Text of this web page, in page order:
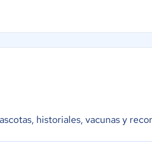
historiales, vacunas y